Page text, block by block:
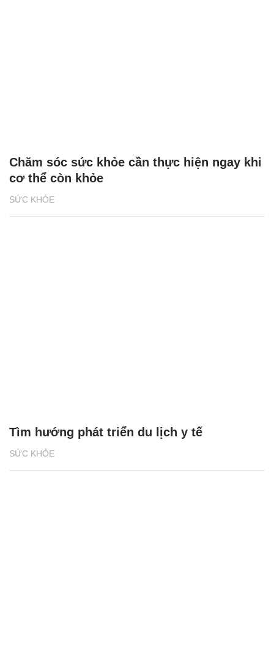
SỨC KHỎE
Chăm sóc sức khỏe cần thực hiện ngay khi
cơ thể còn khỏe
SỨC KHỎE
Tìm hướng phát triển du lịch y tế